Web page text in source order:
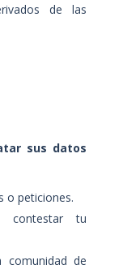
de las
sus datos
o peticiones.
contestar tu
comunidad de